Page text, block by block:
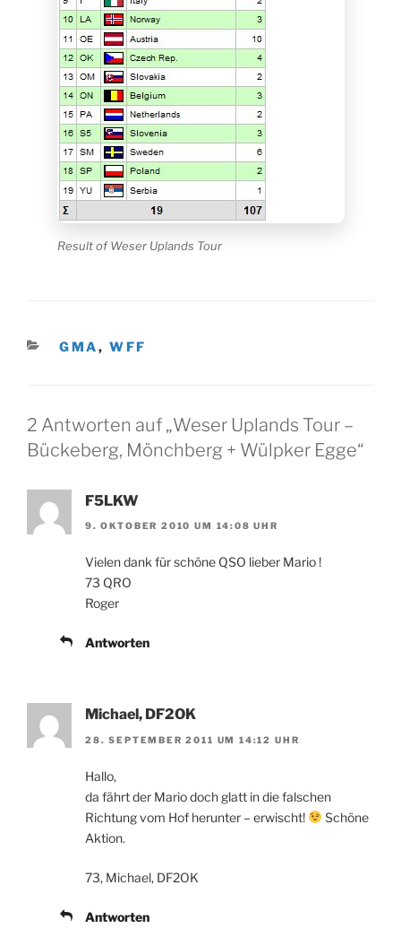
Result of Weser Uplands Tour
KATEGORIEN
GMA,WFF
2 Antworten auf „Weser Uplands Tour –
Bückeberg, Mönchberg + Wülpker Egge“
F5LKW
9. OKTOBER 2010 UM 14:08 UHR
Vielen dank für schöne QSO lieber Mario !
73 QRO
Roger
Antworten
Michael, DF2OK
28. SEPTEMBER 2011 UM 14:12 UHR
Hallo,
da fährt der Mario doch glatt in die falschen
Richtung vom Hof herunter – erwischt!
Schöne
Aktion.
73, Michael, DF2OK
Antworten